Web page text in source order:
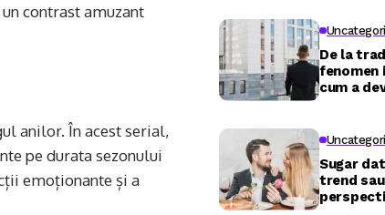
contrast amuzant
anilor. În acest serial,
pe durata sezonului
emoționante și a
De la
fenomen
cum a
Sugar
trend